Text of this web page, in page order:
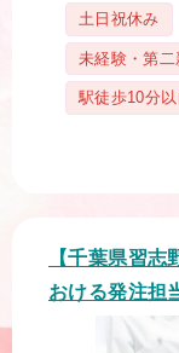
土日祝休み
未経験・第二
駅徒歩10分
【千葉県習
おける発注担